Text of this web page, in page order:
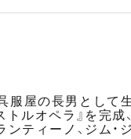
屋の長男として生
ルオペラ』を完
ンティーノ、ジム